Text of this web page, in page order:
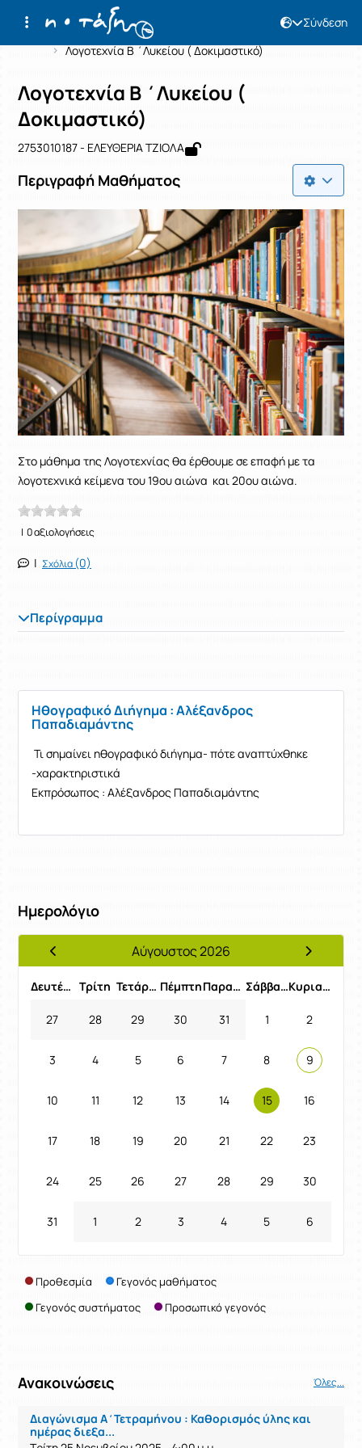
Σύνδεση
Αρχική Σελίδα
Λογοτεχνία Β ΄Λυκείου ( Δοκιμαστικό)
Μάθημα : Λογοτεχνία Β ΄Λυκείου (
Κωδικός : 2753010187
Λογοτεχνία Β ΄Λυκείου (
Δοκιμαστικό)
2753010187 - ΕΛΕΥΘΕΡΙΑ ΤΖΙΟΛΑ
Περιγραφή Μαθήματος
Στο μάθημα της Λογοτεχνίας θα έρθουμε σε επαφή με τα
λογοτεχνικά κείμενα του 19ου αιώνα και 20ου αιώνα.
| 0 αξιολογήσεις
| Σχόλια (0)
Περίγραμμα
Ηθογραφικό Διήγημα : Αλέξανδρος
Παπαδιαμάντης
Τι σημαίνει ηθογραφικό διήγημα- πότε αναπτύχθηκε
-χαρακτηριστικά
Εκπρόσωπος : Αλέξανδρος Παπαδιαμάντης
Ημερολόγιο
Προηγούμενος ΜήναςΑύγουστος 2026
Επόμενος
Δευτέρα Τρίτη Τετάρτη Πέμπτη Παρασκευή Σάββατο Κυριακή
27 28 29 30 31 1 2
3 4 5 6 7 8 9
10 11 12 13 14 15 16
17 18 19 20 21 22 23
24 25 26 27 28 29 30
31 1 2 3 4 5 6
Προθεσμία
Γεγονός μαθήματος
Γεγονός συστήματος
Προσωπικό γεγονός
Ανακοινώσεις Όλες...
Διαγώνισμα Α΄Τετραμήνου : Καθορισμός ύλης και
ημέρας διεξα...